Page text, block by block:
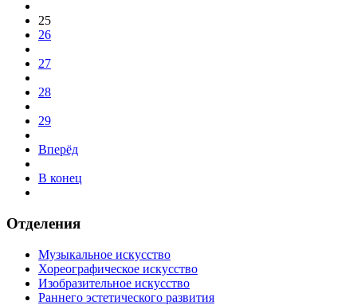
25
26
27
28
29
Вперёд
В конец
Отделения
Музыкальное искусство
Хореографическое искусство
Изобразительное искусство
Раннего эстетического развития